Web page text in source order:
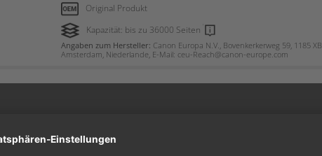
Original Produkt
Kapazität: bis zu 36000 Seiten
Angaben zum Hersteller: Canon Europa N.V., Bovenkerkerweg 59, 1185 XB
Amsterdam, Niederlande, E-Mail: ceu-Reach@canon-europe.com
Mein Konto